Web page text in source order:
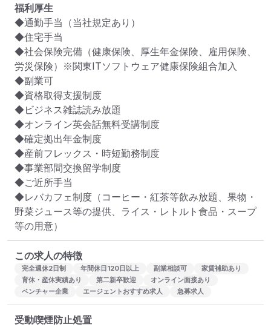
福利厚生
◆通勤手当（当社規定あり）
◆住宅手当
◆社会保険完備（健康保険、厚生年金保険、雇用保険、
労災保険）※関東ITソフトウェア健康保険組合加入
◆副業可
◆資格取得支援制度
◆ビジネス雑誌読み放題
◆オンライン英会話無料受講制度
◆確定拠出年金制度
◆産前フレックス・時短勤務制度
◆事業部間交換留学制度
◆ご近所手当
◆レバカフェ制度（コーヒー・紅茶等飲み放題、果物・
野菜ジュース等の提供、ライス・レトルト食品・スープ
等の用意）
この求人の特徴
完全週休2日制 年間休日120日以上 副業相談可
家賃補助あり
育休・産休実績あり
第二新卒歓迎
オンライン面接あり
ベンチャー企業
エージェントおすすめ求人 急募求人
受動喫煙防止処置